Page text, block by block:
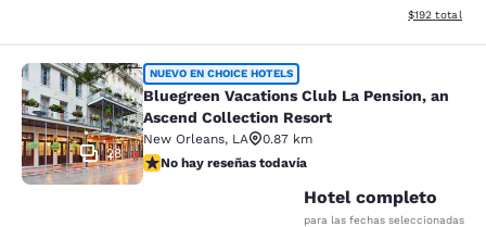
Ver detalles
$192 total
Bluegreen Vacations Club La
28
NUEVO EN CHOICE HOTELS
Bluegreen Vacations Club La Pension, an
Ascend Collection Resort
New Orleans, LA
0.87 km
No hay reseñas todavía
No hay reseñas todavía
Hotel completo
para las fechas seleccionadas